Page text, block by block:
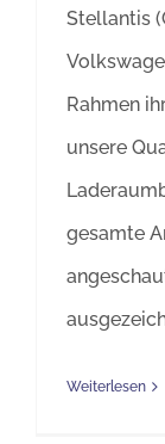
Stellantis
Rahmen
unsere
gesamte
Weiterlesen